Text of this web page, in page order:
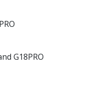
G18PRO